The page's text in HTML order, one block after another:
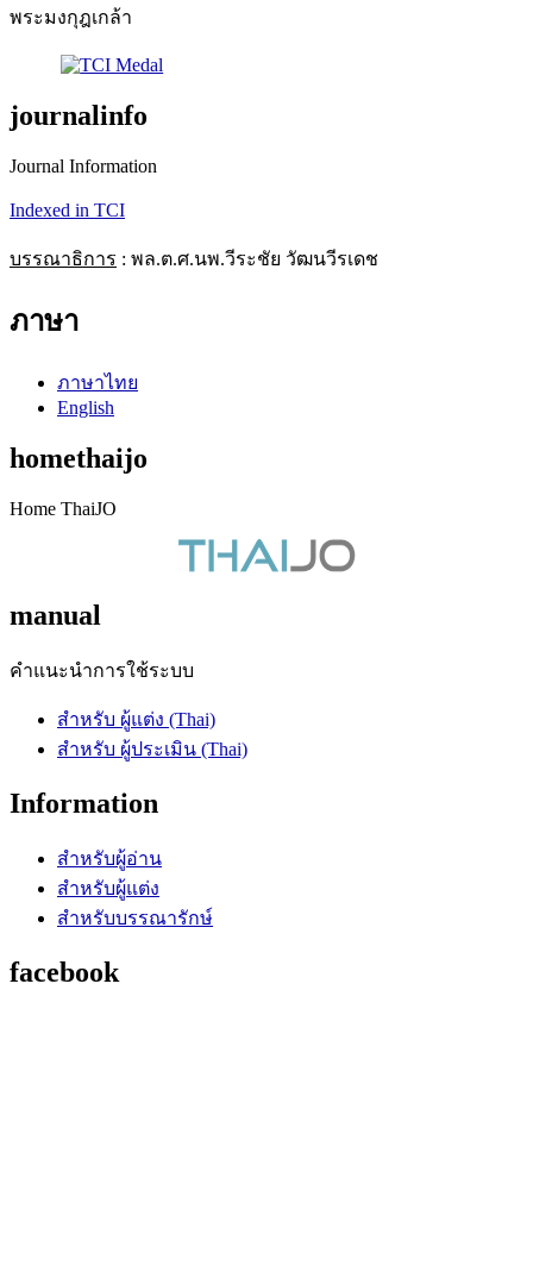
พระมงกุฎเกล้า
journalinfo
Journal Information
Indexed in TCI
บรรณาธิการ : พล.ต.ศ.นพ.วีระชัย วัฒนวีรเดช
ภาษา
ภาษาไทย
English
homethaijo
Home ThaiJO
manual
คำแนะนำการใช้ระบบ
สำหรับ ผู้แต่ง (Thai)
สำหรับ ผู้ประเมิน (Thai)
Information
สำหรับผู้อ่าน
สำหรับผู้แต่ง
สำหรับบรรณารักษ์
facebook